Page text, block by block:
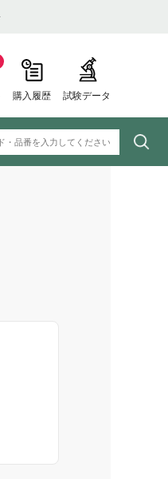
購入履歴 試験データ